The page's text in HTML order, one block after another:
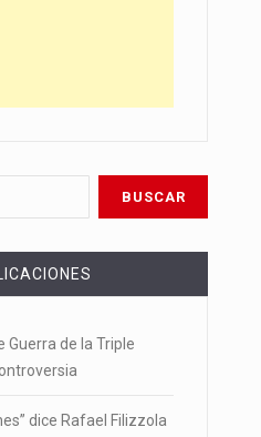
Guerra de la Triple
dice Rafael Filizzola